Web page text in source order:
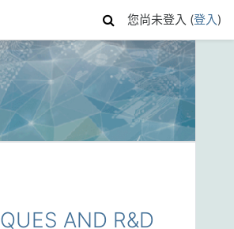
您尚未登入 (登入)
AND R&D